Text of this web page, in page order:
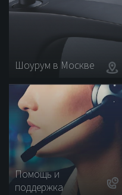
Шоурум в Москве
Помощь и
поддержка